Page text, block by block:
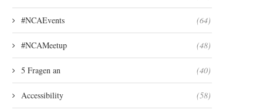
#NCAEvents (64)
#NCAMeetup (48)
5 Fragen an (40)
Accessibility (58)